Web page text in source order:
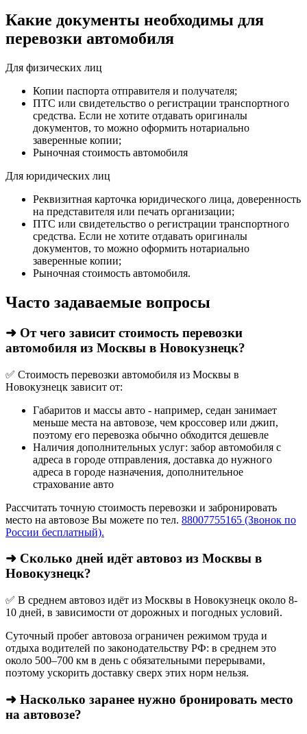
Какие документы необходимы для
перевозки автомобиля
Для физических лиц
Копии паспорта отправителя и получателя;
ПТС или свидетельство о регистрации транспортного
средства. Если не хотите отдавать оригиналы
документов, то можно оформить нотариально
заверенные копии;
Рыночная стоимость автомобиля
Для юридических лиц
Реквизитная карточка юридического лица, доверенность
на представителя или печать организации;
ПТС или свидетельство о регистрации транспортного
средства. Если не хотите отдавать оригиналы
документов, то можно оформить нотариально
заверенные копии;
Рыночная стоимость автомобиля.
Часто задаваемые вопросы
➜ От чего зависит стоимость перевозки
автомобиля из Москвы в Новокузнецк?
✅ Стоимость перевозки автомобиля из Москвы в
Новокузнецк зависит от:
Габаритов и массы авто - например, седан занимает
меньше места на автовозе, чем кроссовер или джип,
поэтому его перевозка обычно обходится дешевле
Наличия дополнительных услуг: забор автомобиля с
адреса в городе отправления, доставка до нужного
адреса в городе назначения, дополнительное
страхование авто
Рассчитать точную стоимость перевозки и забронировать
место на автовозе Вы можете по тел. 88007755165 (Звонок по
России бесплатный).
➜ Сколько дней идёт автовоз из Москвы в
Новокузнецк?
✅ В среднем автовоз идёт из Москвы в Новокузнецк около 8-
10 дней, в зависимости от дорожных и погодных условий.
Суточный пробег автовоза ограничен режимом труда и
отдыха водителей по законодательству РФ: в среднем это
около 500–700 км в день с обязательными перерывами,
поэтому ускорить доставку сверх этих норм нельзя.
➜ Насколько заранее нужно бронировать место
на автовозе?